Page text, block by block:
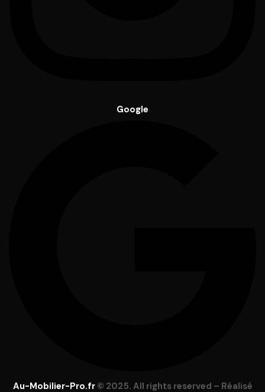
Google
Au-Mobilier-Pro.fr© 2025. All rights reserved – Réalisé